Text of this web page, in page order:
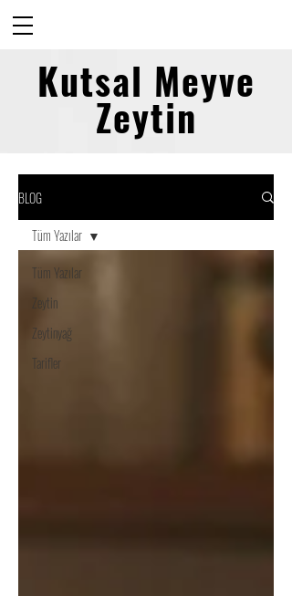
Kutsal Meyve
Zeytin
BLOG
Tüm Yazılar
Zeytin
Zeytinyağ
Tarifler
Tüm Yazılar